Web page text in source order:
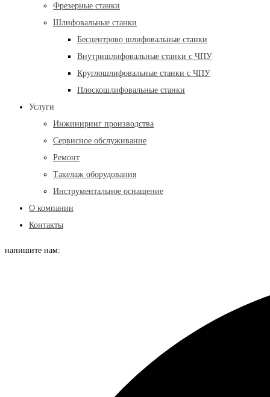
Фрезерные станки
Шлифовальные станки
Бесцентрово шлифовальные станки
Внутришлифовальные станки с ЧПУ
Круглошлифовальные станки с ЧПУ
Плоскошлифовальные станки
Услуги
Инжиниринг производства
Сервисное обслуживание
Ремонт
Такелаж оборудования
Инструментальное оснащение
О компании
Контакты
напишите нам: